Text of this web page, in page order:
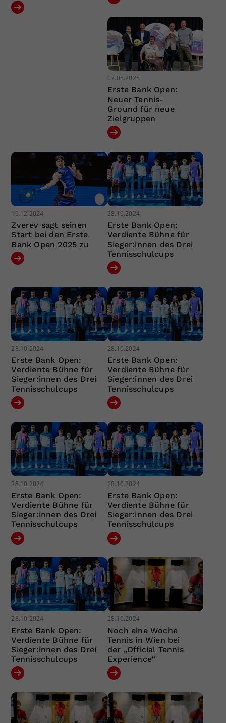
07.05.2025
Erste Bank Open:
Neuer Tennis-
Ground für neue
Zielgruppen
19.12.2024
Zverev sagt seinen
Start bei den Erste
Bank Open 2025 zu
28.10.2024
Erste Bank Open:
Verdiente Bühne für
Sieger:innen des Drei
Tennisschulcups
28.10.2024
Erste Bank Open:
Verdiente Bühne für
Sieger:innen des Drei
Tennisschulcups
28.10.2024
Erste Bank Open:
Verdiente Bühne für
Sieger:innen des Drei
Tennisschulcups
28.10.2024
Erste Bank Open:
Verdiente Bühne für
Sieger:innen des Drei
Tennisschulcups
28.10.2024
Erste Bank Open:
Verdiente Bühne für
Sieger:innen des Drei
Tennisschulcups
28.10.2024
Erste Bank Open:
Verdiente Bühne für
Sieger:innen des Drei
Tennisschulcups
28.10.2024
Noch eine Woche
Tennis in Wien bei
der „Official Tennis
Experience“